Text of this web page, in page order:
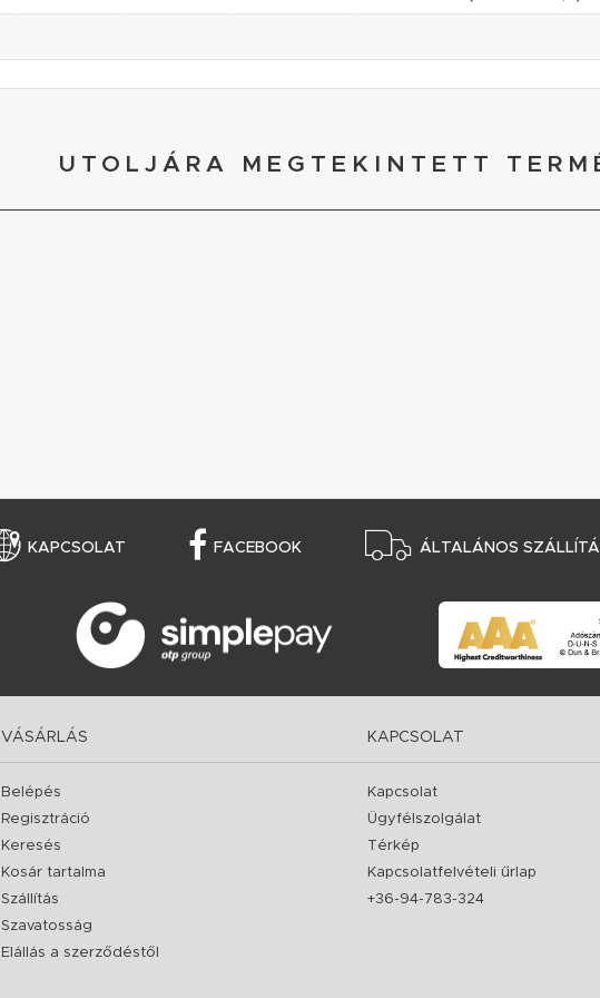
UTOLJÁRA MEGTEKINTETT
KAPCSOLAT FACEBOOK ÁLTALÁNOS
VÁSÁRLÁS
Belépés
Regisztráció
Keresés
Kosár tartalma
Szállítás
Szavatosság
Elállás a szerződéstől
KAPCSOLAT
Kapcsolat
Ügyfélszolgálat
Térkép
Kapcsolatfelvételi űrlap
+36-94-783-324